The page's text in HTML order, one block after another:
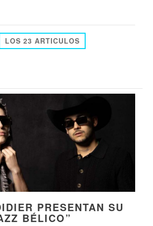
LOS 23 ARTICULOS
PRESENTAN SU
BÉLICO”